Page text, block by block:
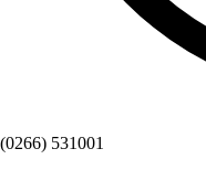
(0266) 531001